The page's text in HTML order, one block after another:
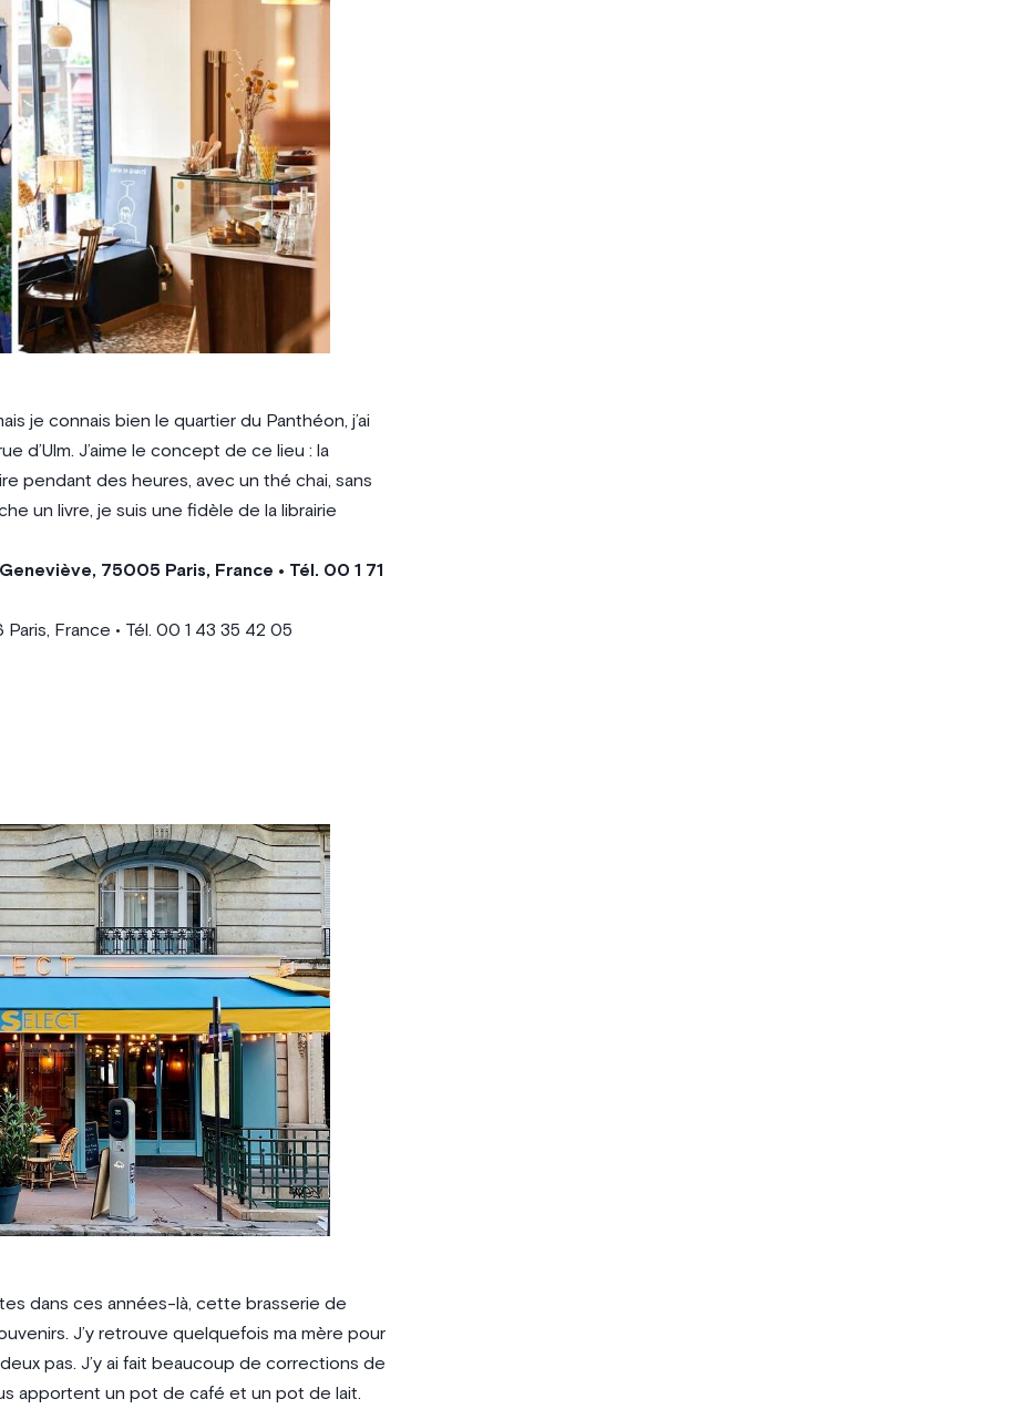
je connais bien le quartier du Panthéon, j’ai
d’Ulm. J’aime le concept de ce lieu : la
pendant des heures, avec un thé chai, sans
un livre, je suis une fidèle de la librairie
75005 Paris, France • Tél. 00 1 71
France • Tél. 00 1 43 35 42 05
dans ces années-là, cette brasserie de
J’y retrouve quelquefois ma mère pour
pas. J’y ai fait beaucoup de corrections de
apportent un pot de café et un pot de lait.